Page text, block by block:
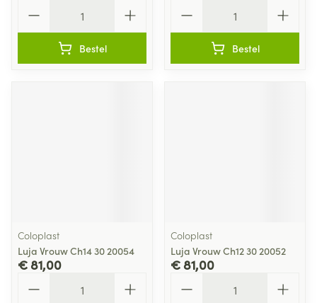
Bestel Bestel
Coloplast
Luja Vrouw Ch14 30 20054
€ 81,00
Coloplast
Luja Vrouw Ch12 30 20052
€ 81,00